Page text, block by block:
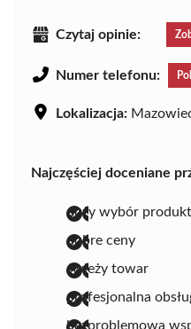
Czytaj opinie:
Numer telefonu:
Lokalizacja:
Najczęściej doceniane
duży wybór
dobre ceny
świeży towar
profesjonalna
bezproblemowa